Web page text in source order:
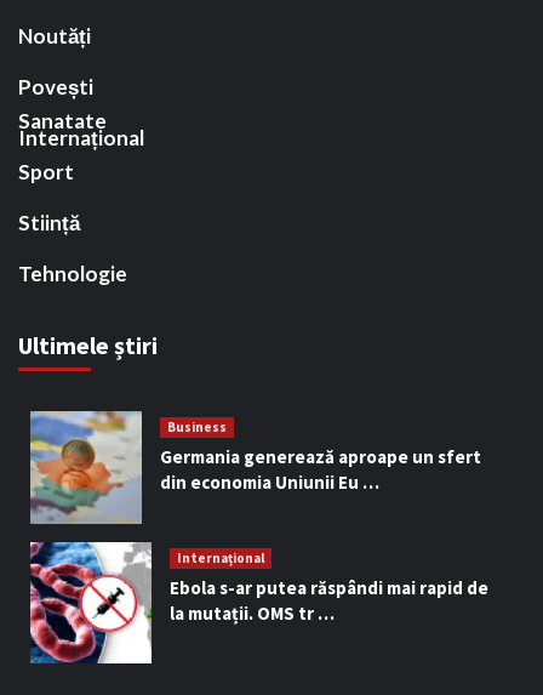
Noutăți
Povești
Internațional
Sanatate
Sport
Stiință
Tehnologie
Ultimele știri
Business
Germania generează aproape un sfert
din economia Uniunii Eu …
Internațional
Ebola s-ar putea răspândi mai rapid de
la mutații. OMS tr …